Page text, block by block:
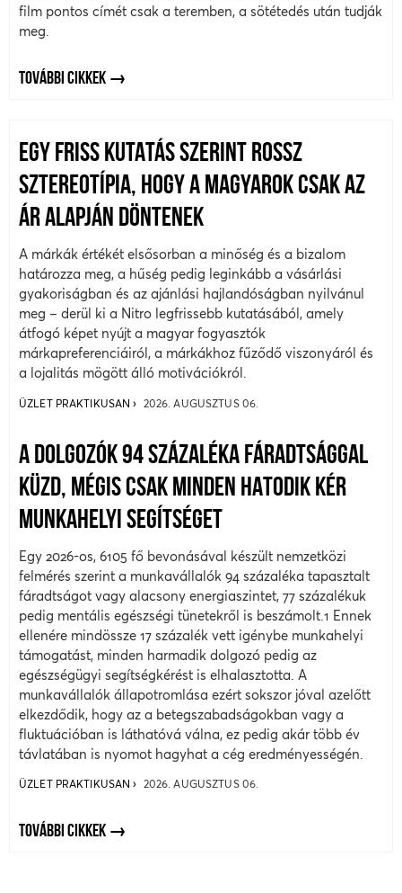
film pontos címét csak a teremben, a sötétedés után tudják
meg.
TOVÁBBI CIKKEK
EGY FRISS KUTATÁS SZERINT ROSSZ
SZTEREOTÍPIA, HOGY A MAGYAROK CSAK AZ
ÁR ALAPJÁN DÖNTENEK
A márkák értékét elsősorban a minőség és a bizalom
határozza meg, a hűség pedig leginkább a vásárlási
gyakoriságban és az ajánlási hajlandóságban nyilvánul
meg – derül ki a Nitro legfrissebb kutatásából, amely
átfogó képet nyújt a magyar fogyasztók
márkapreferenciáiról, a márkákhoz fűződő viszonyáról és
a lojalitás mögött álló motivációkról.
ÜZLET PRAKTIKUSAN 2026. AUGUSZTUS 06.
A DOLGOZÓK 94 SZÁZALÉKA FÁRADTSÁGGAL
KÜZD, MÉGIS CSAK MINDEN HATODIK KÉR
MUNKAHELYI SEGÍTSÉGET
Egy 2026-os, 6105 fő bevonásával készült nemzetközi
felmérés szerint a munkavállalók 94 százaléka tapasztalt
fáradtságot vagy alacsony energiaszintet, 77 százalékuk
pedig mentális egészségi tünetekről is beszámolt.1 Ennek
ellenére mindössze 17 százalék vett igénybe munkahelyi
támogatást, minden harmadik dolgozó pedig az
egészségügyi segítségkérést is elhalasztotta. A
munkavállalók állapotromlása ezért sokszor jóval azelőtt
elkezdődik, hogy az a betegszabadságokban vagy a
fluktuációban is láthatóvá válna, ez pedig akár több év
távlatában is nyomot hagyhat a cég eredményességén.
ÜZLET PRAKTIKUSAN 2026. AUGUSZTUS 06.
TOVÁBBI CIKKEK